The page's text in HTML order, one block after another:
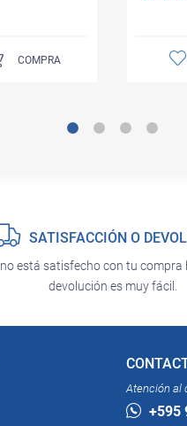
COMPRA
SATISFACCIÓN O
está satisfecho con tu compra
devolución es muy fácil.
Atención al
+595